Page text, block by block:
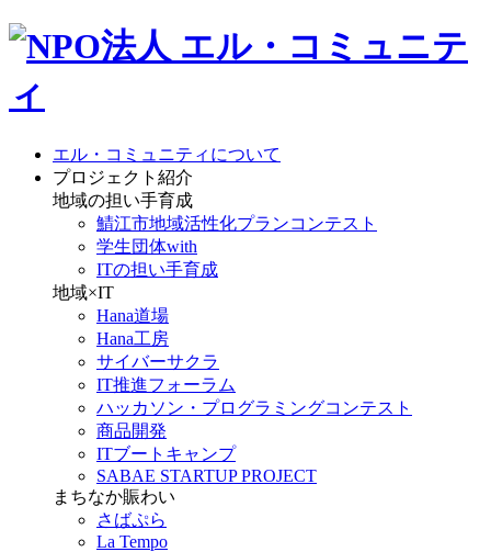
エル・コミュニティについて
プロジェクト紹介
地域の担い手育成
鯖江市地域活性化プランコンテスト
学生団体with
ITの担い手育成
地域×IT
Hana道場
Hana工房
サイバーサクラ
IT推進フォーラム
ハッカソン・プログラミングコンテスト
商品開発
ITブートキャンプ
SABAE STARTUP PROJECT
まちなか賑わい
さばぷら
La Tempo